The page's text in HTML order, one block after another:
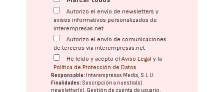
Autorizo el envío de newsletters y
avisos informativos personalizados de
interempresas.net
Autorizo el envío de comunicaciones
de terceros vía interempresas.net
He leído y acepto elAviso Legal y la
Política de Protección de Datos
Responsable: Interempresas Media, S.L.U.
Finalidades: Suscripción a nuestra(s)
newsletter(s). Gestión de cuenta de usuario.